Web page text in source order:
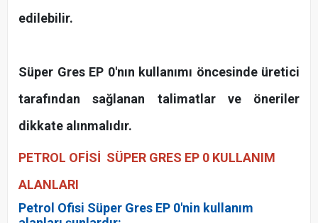
edilebilir.
Süper Gres EP 0'nın kullanımı öncesinde üretici
tarafından sağlanan talimatlar ve öneriler
dikkate alınmalıdır.
PETROL OFİSİ SÜPER GRES EP 0 KULLANIM
ALANLARI
Petrol Ofisi Süper Gres EP 0'nin kullanım